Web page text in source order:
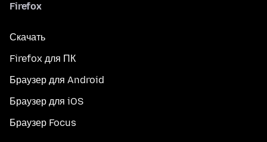
Firefox
Скачать
Firefox для ПК
Браузер для Android
Браузер для iOS
Браузер Focus